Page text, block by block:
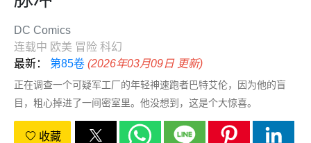
DC Comics
连载中 欧美 冒险 科幻
最新： 第85卷 (2026年03月09日 更新)
正在调查一个可疑军工厂的年轻神速跑者巴特艾伦，因为他的盲
目，粗心掉进了一间密室里。他没想到，这是个大惊喜。
收藏